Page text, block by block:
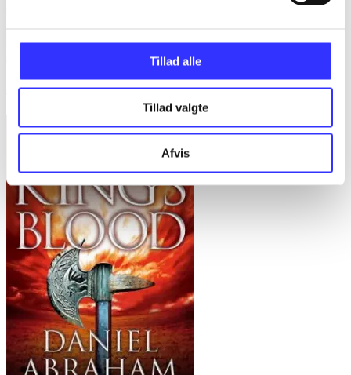
Tillad alle
Tillad valgte
Afvis
Daniel Abraham
Minder om